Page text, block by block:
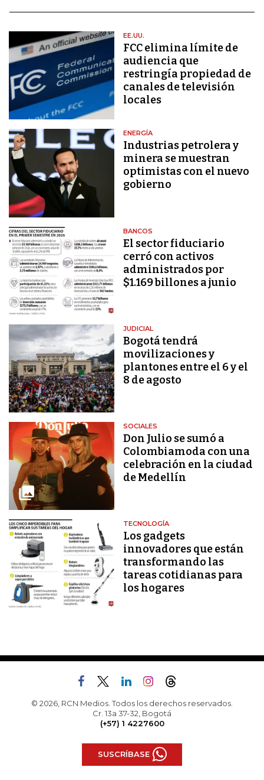
EE.UU.
FCC elimina límite de
audiencia que
restringía propiedad de
canales de televisión
locales
ENERGÍA
Industrias petrolera y
minera se muestran
optimistas con el nuevo
gobierno
BANCOS
El sector fiduciario
cerró con activos
administrados por
$1.169 billones a junio
JUDICIAL
Bogotá tendrá
movilizaciones y
plantones entre el 6 y el
8 de agosto
SOCIALES
Don Julio se sumó a
Colombiamoda con una
celebración en la ciudad
de Medellín
TECNOLOGÍA
Los gadgets
innovadores que están
transformando las
tareas cotidianas para
los hogares
© 2026, RCN Medios. Todos los derechos reservados.
Cr. 13a 37-32, Bogotá
(+57) 1 4227600
SUSCRÍBASE